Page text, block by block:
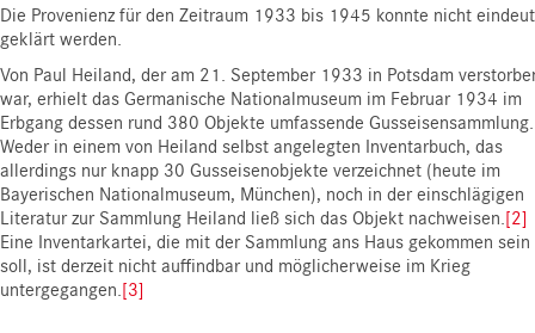
Die Provenienz für den Zeitraum 1933 bis 1945 konnte nicht
geklärt werden.
Von Paul Heiland, der am 21. September 1933 in Potsdam
war, erhielt das Germanische Nationalmuseum im Februar 1934 im
Erbgang dessen rund 380 Objekte umfassende Gusseisensammlung.
Weder in einem von Heiland selbst angelegten Inventarbuch, das
allerdings nur knapp 30 Gusseisenobjekte verzeichnet (heute im
Bayerischen Nationalmuseum, München), noch in der einschlägigen
Literatur zur Sammlung Heiland ließ sich das Objekt nachweisen. [2]
Eine Inventarkartei, die mit der Sammlung ans Haus gekommen sein
soll, ist derzeit nicht auffindbar und möglicherweise im Krieg
untergegangen. [3]